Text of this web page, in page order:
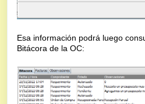
Esa información podrá luego
Bitácora de la OC: